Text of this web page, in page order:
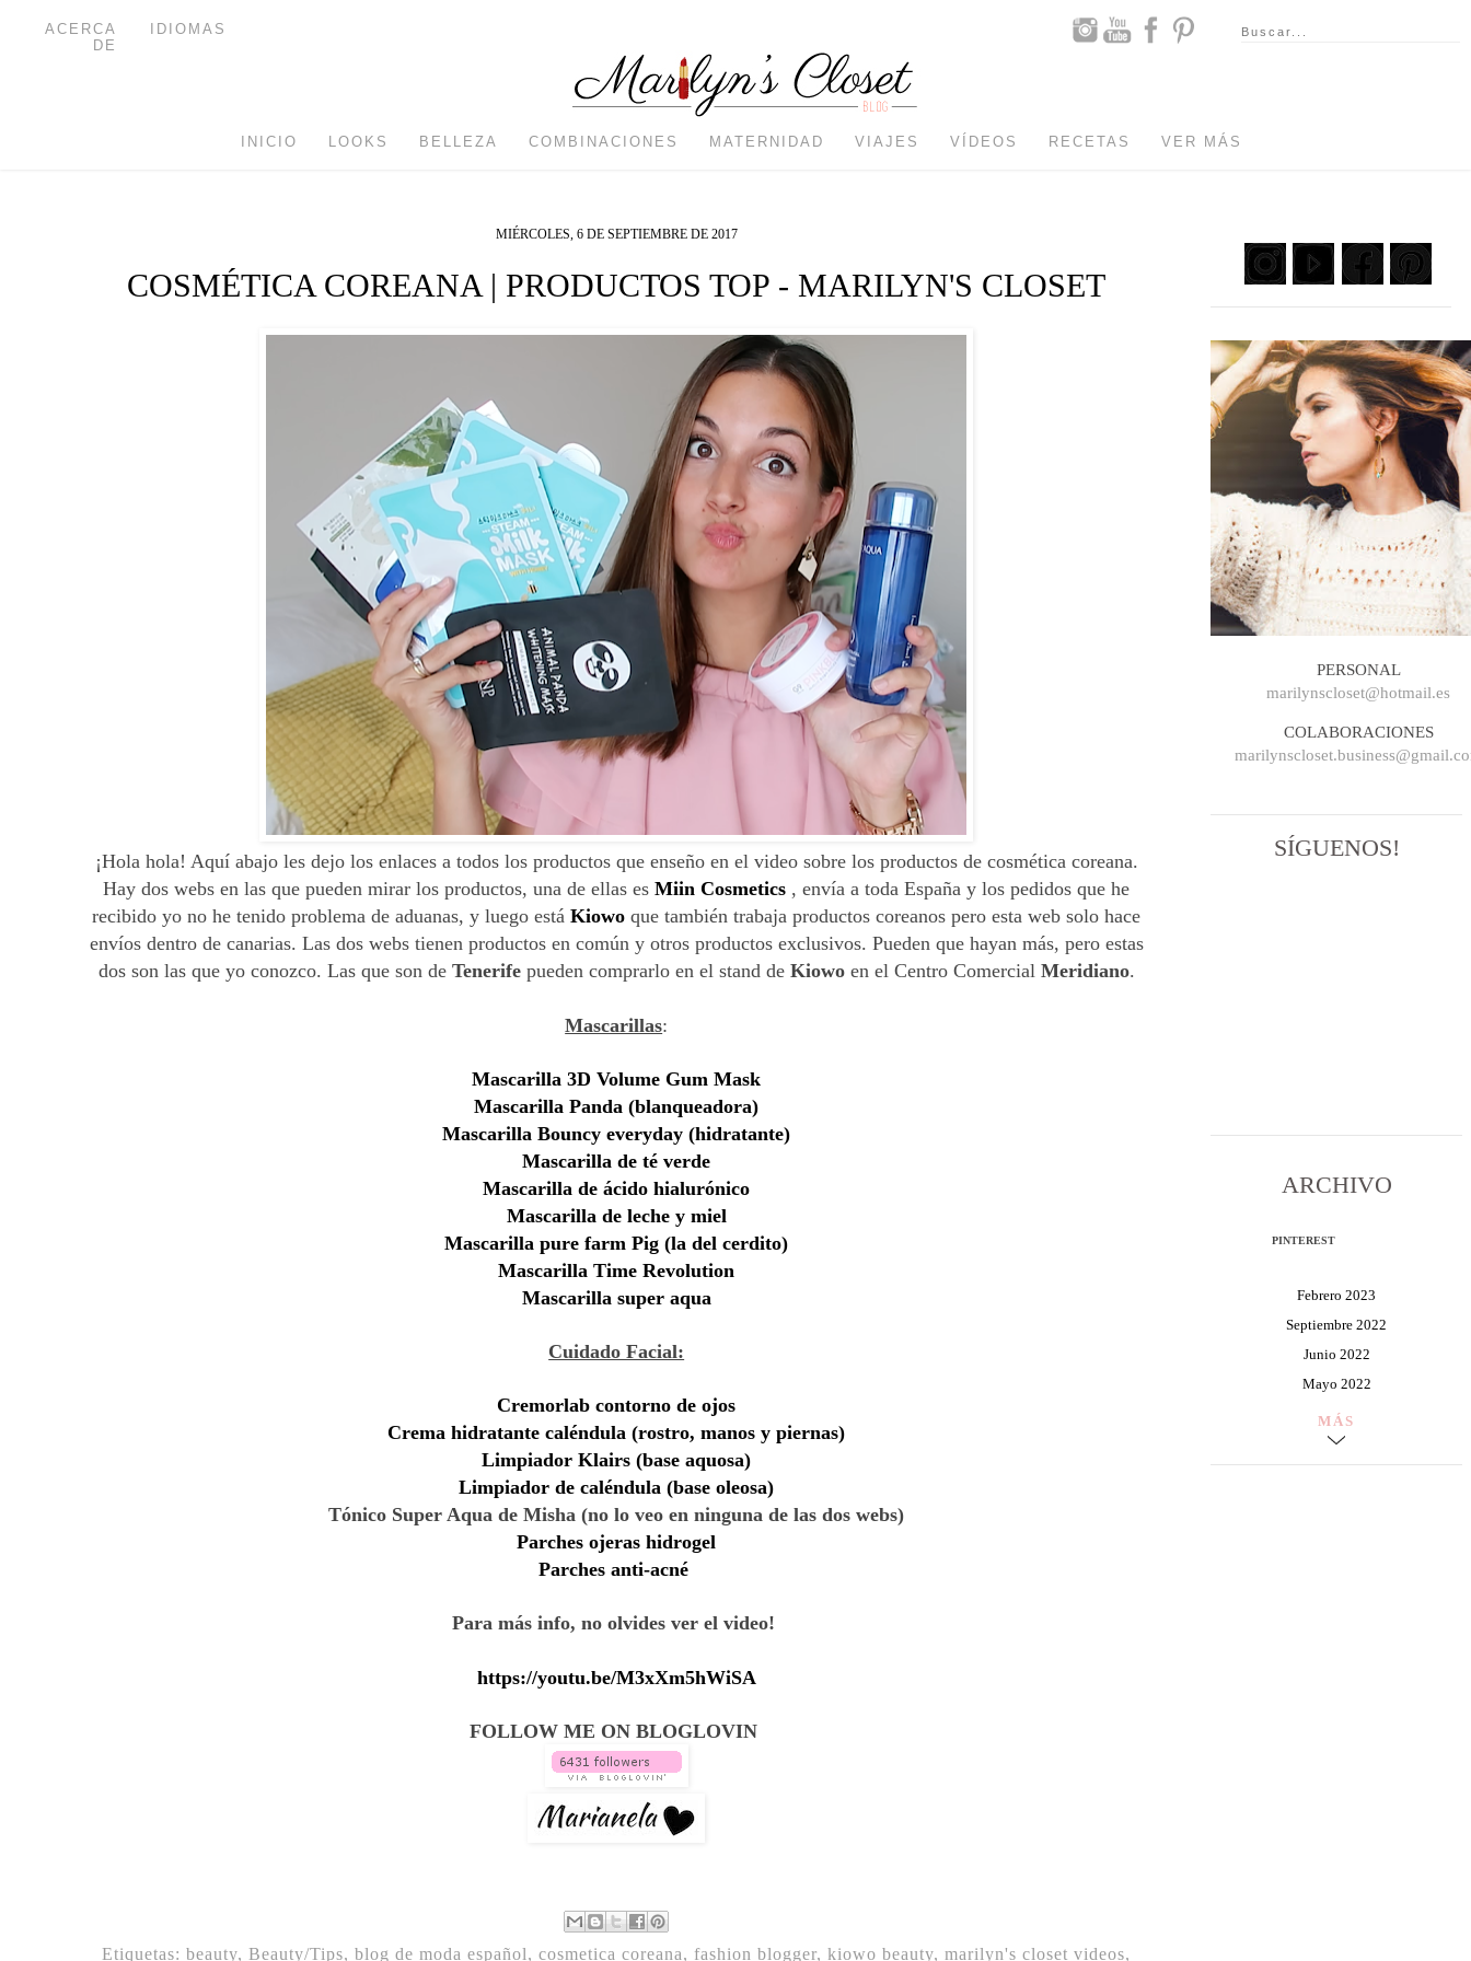
ACERCA
DE
IDIOMAS
INICIO LOOKS BELLEZA COMBINACIONES MATERNIDAD VIAJES VÍDEOS RECETAS VER MÁS
MIÉRCOLES, 6 DE SEPTIEMBRE DE 2017
COSMÉTICA COREANA | PRODUCTOS TOP - MARILYN'S CLOSET
¡Hola hola! Aquí abajo les dejo los enlaces a todos los productos que enseño en el video sobre los productos de cosmética coreana.
Hay dos webs en las que pueden mirar los productos, una de ellas es Miin Cosmetics , envía a toda España y los pedidos que he
recibido yo no he tenido problema de aduanas, y luego estáKiowo que también trabaja productos coreanos pero esta web solo hace
envíos dentro de canarias. Las dos webs tienen productos en común y otros productos exclusivos. Pueden que hayan más, pero estas
dos son las que yo conozco. Las que son de Tenerifepueden comprarlo en el stand de Kiowoen el Centro Comercial Meridiano.
Mascarillas:
Mascarilla 3D Volume Gum Mask
Mascarilla Panda (blanqueadora)
Mascarilla Bouncy everyday (hidratante)
Mascarilla de té verde
Mascarilla de ácido hialurónico
Mascarilla de leche y miel
Mascarilla pure farm Pig (la del cerdito)
Mascarilla Time Revolution
Mascarilla super aqua
Cuidado Facial:
Cremorlab contorno de ojos
Crema hidratante caléndula (rostro, manos y piernas)
Limpiador Klairs (base aquosa)
Limpiador de caléndula (base oleosa)
Tónico Super Aqua de Misha (no lo veo en ninguna de las dos webs)
Parches ojeras hidrogel
Parches anti-acné
Para más info, no olvides ver el video!
https://youtu.be/M3xXm5hWiSA
FOLLOW ME ON BLOGLOVIN
Etiquetas: beauty,Beauty/Tips,blog de moda español,cosmetica coreana, fashion blogger,kiowo beauty,marilyn's closet videos,
PERSONAL
marilynscloset@hotmail.es
COLABORACIONES
SÍGUENOS!
ARCHIVO
PINTEREST
Febrero 2023
Septiembre 2022
Junio 2022
Mayo 2022
MÁS